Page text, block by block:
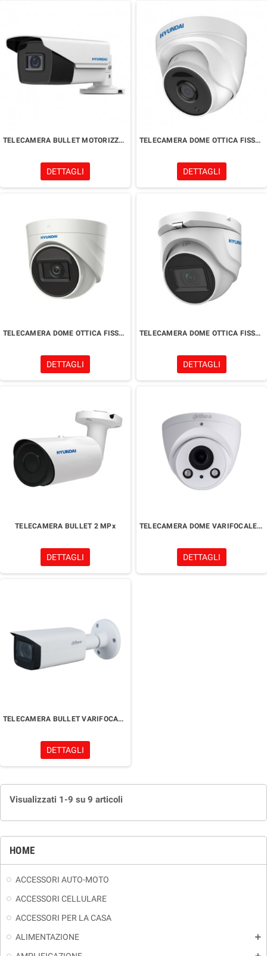
HOME
ACCESSORI AUTO-MOTO
ACCESSORI CELLULARE
ACCESSORI PER LA CASA
ALIMENTAZIONE
add
TELECAMERA BULLET MOTORIZZATA VARIFOCALE 2 MPx
DETTAGLI
TELECAMERA DOME OTTICA FISSA 2 MPx
DETTAGLI
TELECAMERA DOME OTTICA FISSA 2 MPx
DETTAGLI
TELECAMERA DOME OTTICA FISSA 5 MPx
DETTAGLI
TELECAMERA BULLET 2 MPx
DETTAGLI
TELECAMERA DOME VARIFOCALE 2 MPx
DETTAGLI
TELECAMERA BULLET VARIFOCALE 2 MPx
DETTAGLI
Visualizzati 1-9 su 9 articoli